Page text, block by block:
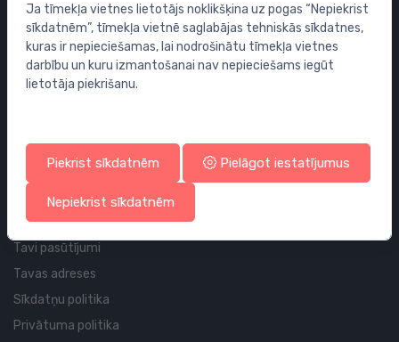
Vannas istabas piederumi
Mēbeles
Rāmji un skalošanas sistēmas
Sifoni
Cauruļvadi un Veidgabali
Profila un piegādes informācija
Tavs konts
Tavi pasūtījumi
Tavas adreses
Sīkdatņu politika
Privātuma politika
Ja tīmekļa vietnes lietotājs noklikšķina uz pogas “Nepiekrist
sīkdatnēm”, tīmekļa vietnē saglabājas tehniskās sīkdatnes,
kuras ir nepieciešamas, lai nodrošinātu tīmekļa vietnes
darbību un kuru izmantošanai nav nepieciešams iegūt
lietotāja piekrišanu.
Piekrist sīkdatnēm Pielāgot iestatījumus
Nepiekrist sīkdatnēm